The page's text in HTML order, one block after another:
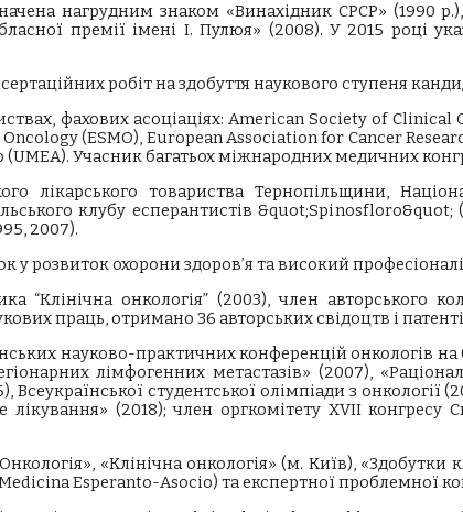
нагрудним знаком «Винахідник СРСР» (1990
премії імені І. Пулюя» (2008). У 2015 році
робіт на здобуття наукового ступеня
фахових асоціаціях: American Society of
(ESMO), European Association for Cancer
Учасник багатьох міжнародних медичних
лікарського товариства Тернопільщини,
клубу есперантистів
2007).
у розвиток охорони здоров’я та високий
“Клінічна онкологія” (2003), член авторського
праць, отримано 36 авторських свідоцтв і
науково-практичних конференцій онкологів
лімфогенних метастазів» (2007),
Всеукраїнської студентської олімпіади з
лікування» (2018); член оргкомітету XVII
«Клінічна онкологія» (м. Київ),
Esperanto-Asocio) та експертної проблемної